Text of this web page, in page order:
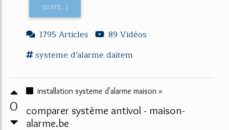
[SUITE...]
1795 Articles
89 Vidéos
systeme d'alarme daitem
0
installation systeme d'alarme maison »
comparer système antivol - maison-
alarme.be